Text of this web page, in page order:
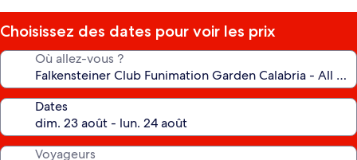
Choisissez des dates pour voir les prix
Où allez-vous ?
Dates
Voyageurs